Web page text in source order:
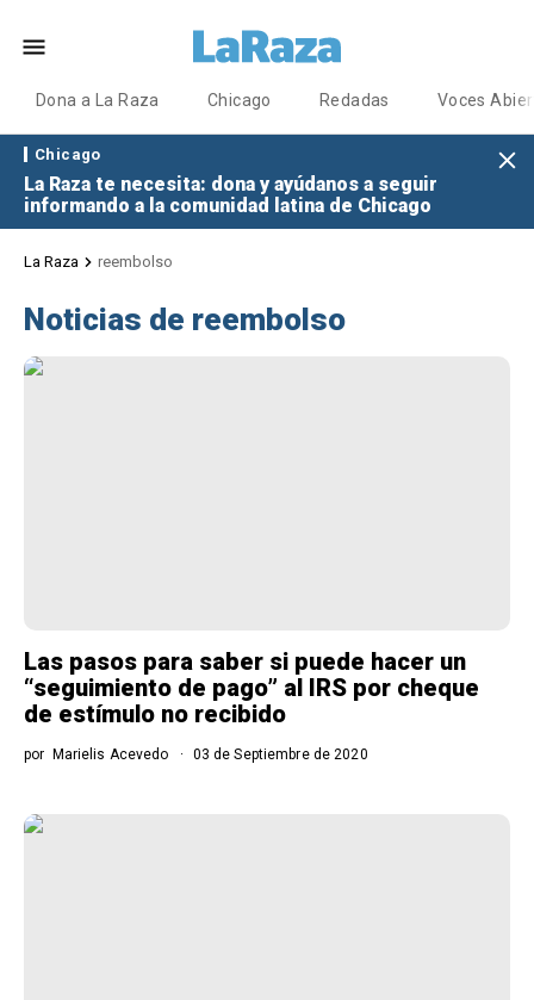
Dona a La Raza Chicago Redadas Voces
Chicago
La Raza te necesita: dona y ayúdanos a seguir
informando a la comunidad latina de Chicago
La Raza reembolso
Noticias de reembolso
Las pasos para saber si puede hacer un
“seguimiento de pago” al IRS por cheque
de estímulo no recibido
por Marielis Acevedo 03 de Septiembre de 2020